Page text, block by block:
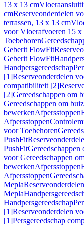
13 x 13 cm
cmReserveonderdelen
terrassen, 13 x 13 cm
voor Vloerafvoeren 15 x
Toebehoren
Geberit FlowFit
Geberit FlowFit
Handpersgereedschap
[1]Reserveonderdelen
compatibiliteit [2]
[2]Gereedschappen om
Gereedschappen om
bewerkenAfpersstoppen
Afpersstoppen
voor Toebehoren
PushFit
PushFitGereedschappen
voor Gereedschappen
bewerkenAfpersstoppen
Afpersstoppen
Mepla
Mepla
Handpersgereedschap
[1]Reserveonderdelen
[1]Persgereedschap